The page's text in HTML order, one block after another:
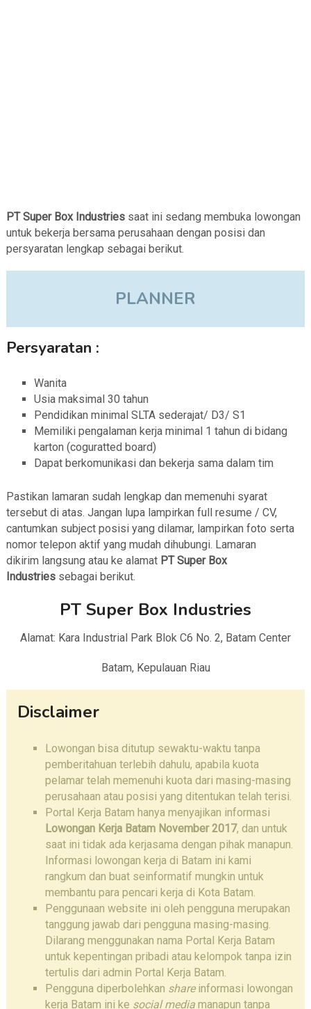
PT Super Box Industries saat ini sedang membuka lowongan
untuk bekerja bersama perusahaan dengan posisi dan
persyaratan lengkap sebagai berikut.
PLANNER
Persyaratan :
Wanita
Usia maksimal 30 tahun
Pendidikan minimal SLTA sederajat/ D3/ S1
Memiliki pengalaman kerja minimal 1 tahun di bidang
karton (coguratted board)
Dapat berkomunikasi dan bekerja sama dalam tim
Pastikan lamaran sudah lengkap dan memenuhi syarat
tersebut di atas. Jangan lupa lampirkan full resume / CV,
cantumkan subject posisi yang dilamar, lampirkan foto serta
nomor telepon aktif yang mudah dihubungi. Lamaran
dikirim langsung atau ke alamat PT Super Box
Industriessebagai berikut.
PT Super Box Industries
Alamat: Kara Industrial Park Blok C6 No. 2, Batam Center
Batam, Kepulauan Riau
Disclaimer
Lowongan bisa ditutup sewaktu-waktu tanpa
pemberitahuan terlebih dahulu, apabila kuota
pelamar telah memenuhi kuota dari masing-masing
perusahaan atau posisi yang ditentukan telah terisi.
Portal Kerja Batam hanya menyajikan informasi
Lowongan Kerja Batam November 2017, dan untuk
saat ini tidak ada kerjasama dengan pihak manapun.
Informasi lowongan kerja di Batam ini kami
rangkum dan buat seinformatif mungkin untuk
membantu para pencari kerja di Kota Batam.
Penggunaan website ini oleh pengguna merupakan
tanggung jawab dari pengguna masing-masing.
Dilarang menggunakan nama Portal Kerja Batam
untuk kepentingan pribadi atau kelompok tanpa izin
tertulis dari admin Portal Kerja Batam.
Pengguna diperbolehkan shareinformasi lowongan
kerja Batam ini ke social mediamanapun tanpa